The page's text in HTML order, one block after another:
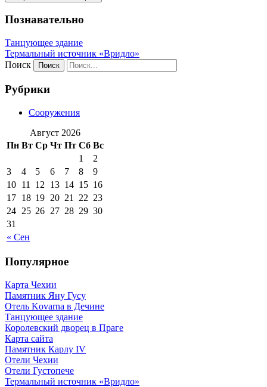
Познавательно
Танцующее здание
Термальный источник «Вридло»
Поиск
Рубрики
Сооружения
Август 2026
Пн Вт Ср Чт Пт Сб Вс
« Сен
1
2
3
4 5 6 7 8
9
10 11 12 13 14 15 16
17 18 19 20 21 22 23
24 25 26 27 28 29 30
31
Популярное
Карта Чехии
Памятник Яну Гусу
Отель Kovarna в Дечине
Танцующее здание
Королевский дворец в Праге
Карта сайта
Памятник Карлу IV
Отели Чехии
Отели Густопече
Термальный источник «Вридло»